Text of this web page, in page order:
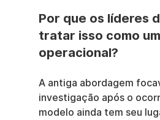
Por que os líderes
tratar isso como
operacional?
A antiga abordagem
investigação após o
modelo ainda tem seu